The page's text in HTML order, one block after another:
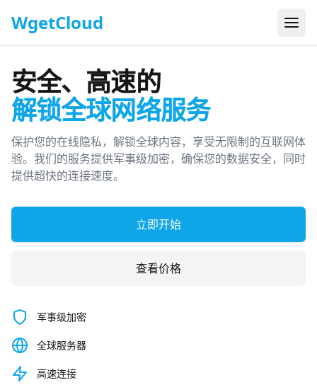
WgetCloud 打开
安全、高速的
解锁全球网络服务
保护您的在线隐私，解锁全球内容，享受无限制的互联网体
验。我们的服务提供军事级加密，确保您的数据安全，同时
提供超快的连接速度。
立即开始
查看价格
军事级加密
全球服务器
高速连接